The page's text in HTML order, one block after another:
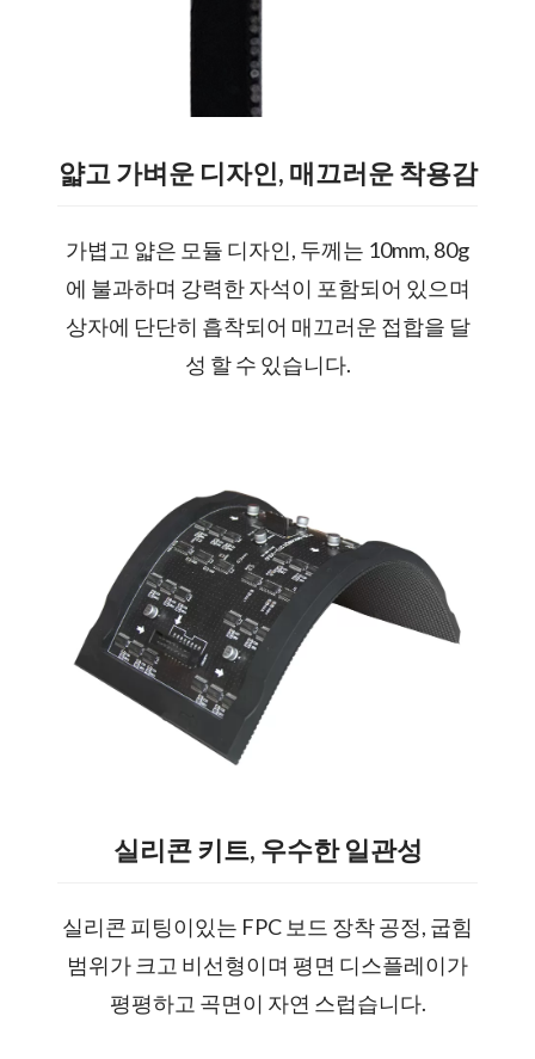
얇고 가벼운 디자인, 매끄러운 착용감
가볍고 얇은 모듈 디자인, 두께는 10mm, 80g
에 불과하며 강력한 자석이 포함되어 있으며
상자에 단단히 흡착되어 매끄러운 접합을 달
성 할 수 있습니다.
실리콘 키트, 우수한 일관성
실리콘 피팅이있는 FPC 보드 장착 공정, 굽힘
범위가 크고 비선형이며 평면 디스플레이가
평평하고 곡면이 자연 스럽습니다.